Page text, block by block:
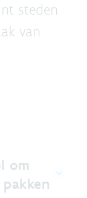
steden
van
om